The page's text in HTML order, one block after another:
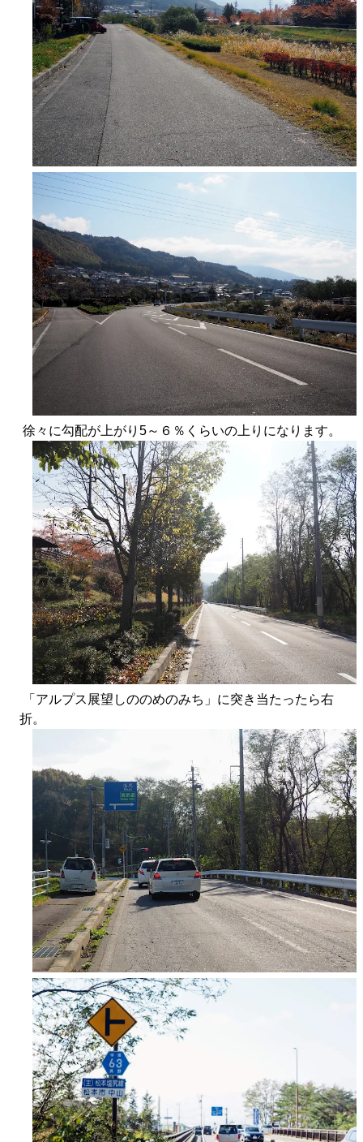
徐々に勾配が上がり5～６％くらいの上りになります。
「アルプス展望しののめのみち」に突き当たったら右
折。